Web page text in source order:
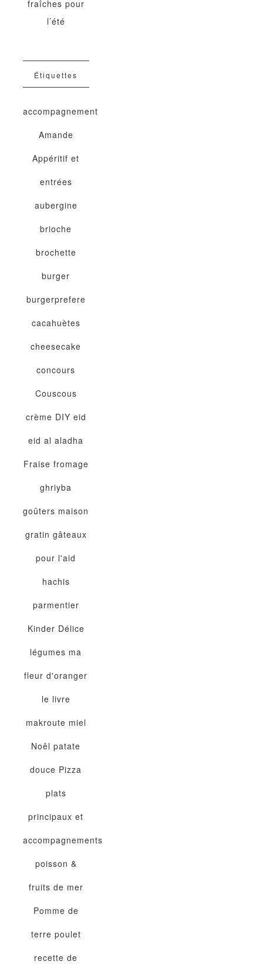
fraîches pour
l’été
Étiquettes
accompagnement
Amande
Appéritif et
entrées
aubergine
brioche
brochette
burger
burgerprefere
cacahuètes
cheesecake
concours
Couscous
crème DIY eid
eid al aladha
Fraise fromage
ghriyba
goûters maison
gratin gâteaux
pour l'aid
hachis
parmentier
Kinder Délice
légumes ma
fleur d'oranger
le livre
makroute miel
Noêl patate
douce Pizza
plats
principaux et
accompagnements
poisson &
fruits de mer
Pomme de
terre poulet
recette de